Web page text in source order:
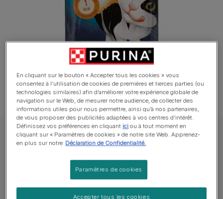
Purina® FELIX® Kat Snacks
En cliquant sur le bouton « Accepter tous les cookies » vous
consentez à l’utilisation de cookies de premières et tierces parties (ou
technologies similaires) afin d’améliorer votre expérience globale de
navigation sur le Web, de mesurer notre audience, de collecter des
informations utiles pour nous permettre, ainsi qu’à nos partenaires,
de vous proposer des publicités adaptées à vos centres d’intérêt.
Définissez vos préférences en cliquant ici ou à tout moment en
cliquant sur « Paramètres de cookies » de notre site Web. Apprenez-
en plus sur notre Déclaration de Confidentialité.
Paramètres de cookies
Accepter tous les cookies